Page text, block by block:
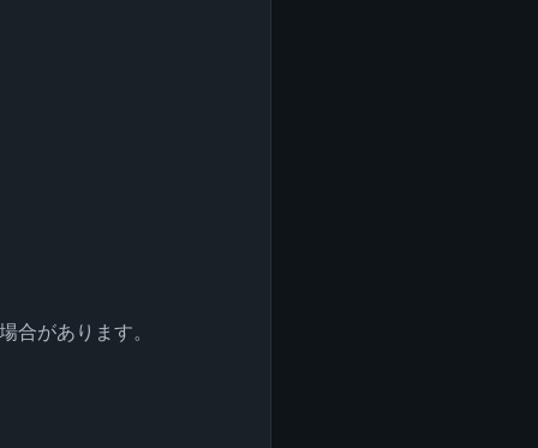
合があります。